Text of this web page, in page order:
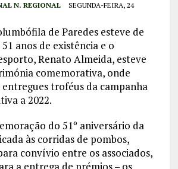
N. REGIONAL
SEGUNDA-FEIRA, 24
de Paredes esteve de
anos de existência e o
Renato Almeida, esteve
comemorativa, onde
troféus da campanha
a 2022.
do 51º aniversário da
às corridas de pombos,
convívio entre os associados,